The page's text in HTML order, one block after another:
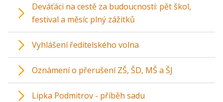
Deváťáci na cestě za budoucností: pět škol,
festival a měsíc plný zážitků
Vyhlášení ředitelského volna
Oznámení o přerušení ZŠ, ŠD, MŠ a ŠJ
Lipka Podmitrov - příběh sadu